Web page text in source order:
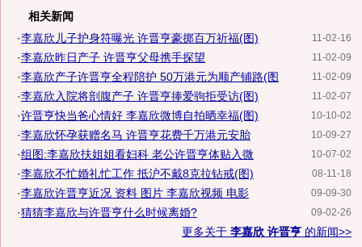
相关新闻
11-02-16
·李嘉欣儿子护身符曝光 许晋亨豪掷百万祈福(图)
11-02-09
·李嘉欣昨日产子 许晋亨父母携手探望
11-02-09
·李嘉欣产子许晋亨全程陪护 50万港元为顺产铺路(图
11-02-07
·李嘉欣入院将剖腹产子 许晋亨捧爱驹拒受访(图)
10-10-02
·许晋亨快当爸心情好 李嘉欣微博自拍晒幸福(图)
10-09-27
·李嘉欣怀孕获赠名马 许晋亨花费千万港元安胎
10-07-02
·组图:李嘉欣扶姐姐看妇科 老公许晋亨体贴入微
08-11-18
·李嘉欣不忙婚礼忙工作 抵沪不戴8克拉钻戒(图)
09-09-30
·李嘉欣许晋亨近况 资料 图片 李嘉欣视频 电影
09-02-26
·猜猜李嘉欣与许晋亨什么时候离婚?
更多关于 李嘉欣 许晋亨 的新闻>>